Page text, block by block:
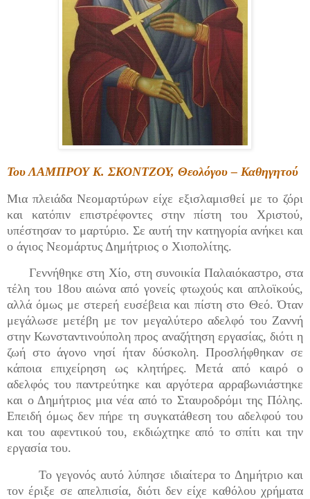
Του ΛΑΜΠΡΟΥ Κ. ΣΚΟΝΤΖΟΥ, Θεολόγου – Καθηγητού
Μια πλειάδα Νεομαρτύρων είχε εξισλαμισθεί με το ζόρι
και κατόπιν επιστρέφοντες στην πίστη του Χριστού,
υπέστησαν το μαρτύριο. Σε αυτή την κατηγορία ανήκει και
ο άγιος Νεομάρτυς Δημήτριος ο Χιοπολίτης.
Γεννήθηκε στη Χίο, στη συνοικία Παλαιόκαστρο, στα
τέλη του 18ου αιώνα από γονείς φτωχούς και απλοϊκούς,
αλλά όμως με στερεή ευσέβεια και πίστη στο Θεό. Όταν
μεγάλωσε μετέβη με τον μεγαλύτερο αδελφό του Ζαννή
στην Κωνσταντινούπολη προς αναζήτηση εργασίας, διότι η
ζωή στο άγονο νησί ήταν δύσκολη. Προσλήφθηκαν σε
κάποια επιχείρηση ως κλητήρες. Μετά από καιρό ο
αδελφός του παντρεύτηκε και αργότερα αρραβωνιάστηκε
και ο Δημήτριος μια νέα από το Σταυροδρόμι της Πόλης.
Επειδή όμως δεν πήρε τη συγκατάθεση του αδελφού του
και του αφεντικού του, εκδιώχτηκε από το σπίτι και την
εργασία του.
Το γεγονός αυτό λύπησε ιδιαίτερα το Δημήτριο και
τον έριξε σε απελπισία, διότι δεν είχε καθόλου χρήματα